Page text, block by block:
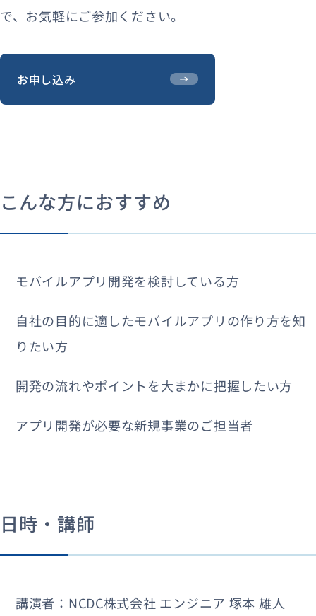
で、お気軽にご参加ください。
お申し込み
こんな方におすすめ
モバイルアプリ開発を検討している方
自社の目的に適したモバイルアプリの作り方を知
りたい方
開発の流れやポイントを大まかに把握したい方
アプリ開発が必要な新規事業のご担当者
日時・講師
講演者：NCDC株式会社 エンジニア 塚本 雄人